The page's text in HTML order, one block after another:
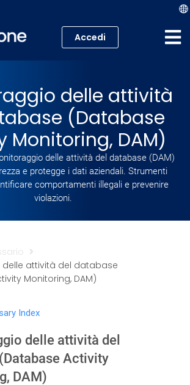
Accedi
delle attività
(Database
Monitoring, DAM)
delle attività del database (DAM)
e protegge i dati aziendali. Strumenti
comportamenti illegali e prevenire
violazioni.
attività del database
Monitoring, DAM)
Index
delle attività del
Activity
DAM)